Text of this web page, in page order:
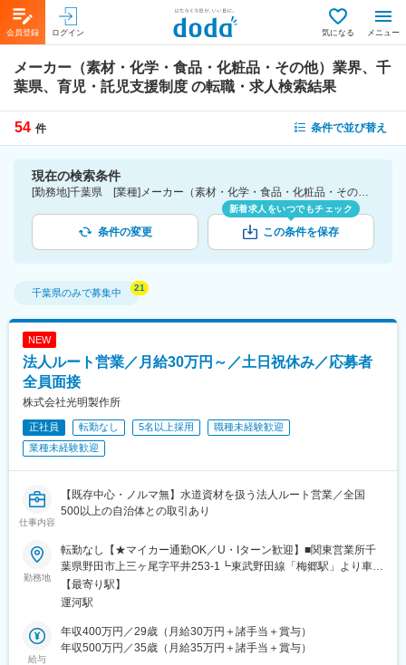
会員登録 ログイン 気になる メニュー
メーカー（素材・化学・食品・化粧品・その他）業界、千
葉県、育児・託児支援制度 の転職・求人検索結果
54 件 条件で並び替え
現在の検索条件
[勤務地]千葉県 [業種]メーカー（素材・化学・食品・化粧品・その他）業界 [詳細条件](待遇・福利厚生)育児・託児支援制度
条件の変更
新着求人をいつでもチェック
この条件を保存
千葉県のみで募集中
NEW
法人ルート営業／月給30万円～／土日祝休み／応募者
全員面接
株式会社光明製作所
正社員 転勤なし 5名以上採用
職種未経験歓迎
業種未経験歓迎
仕事内容
【既存中心・ノルマ無】水道資材を扱う法人ルート営業／全国
500以上の自治体との取引あり
勤務地
転勤なし【★マイカー通勤OK／U・Iターン歓迎】■関東営業所千
葉県野田市上三ヶ尾字平井253-1┗東武野田線「梅郷駅」より車で
6分／「運河駅」より車で12分※マイカー通勤OK／無料駐車場完
備※U・Iターン歓迎※受動喫煙対策：あり
【最寄り駅】
運河駅
給与
年収400万円／29歳（月給30万円＋諸手当＋賞与）
年収500万円／35歳（月給35万円＋諸手当＋賞与）